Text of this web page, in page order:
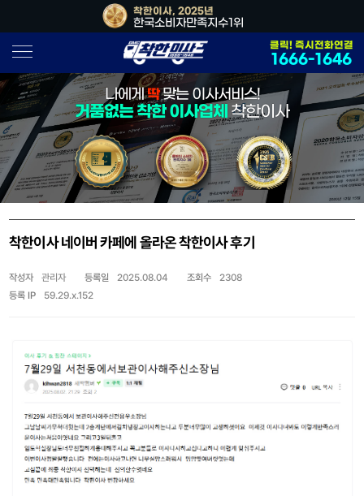
착한이사, 2025년
한국소비자만족지수1위
클릭! 즉시전화연결
1666-1646
나에게딱맞는 이사서비스!
거품없는 착한 이사업체 착한이사
착한이사 네이버 카페에 올라온 착한이사 후기
작성자 관리자 등록일 2025.08.04 조회수
2308
등록 IP
59.29.x.152